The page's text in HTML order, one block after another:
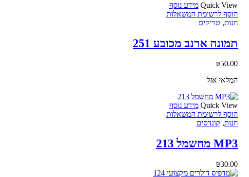
Quick View מידע נוסף
הוסף לרשימת המשאלות
חנות, טריקים
תמונה ארנב מכובע 251
₪50.00
המלאי אזל
Quick View מידע נוסף
הוסף לרשימת המשאלות
חנות, קונדסים
MP3 מחשמל 213
₪30.00